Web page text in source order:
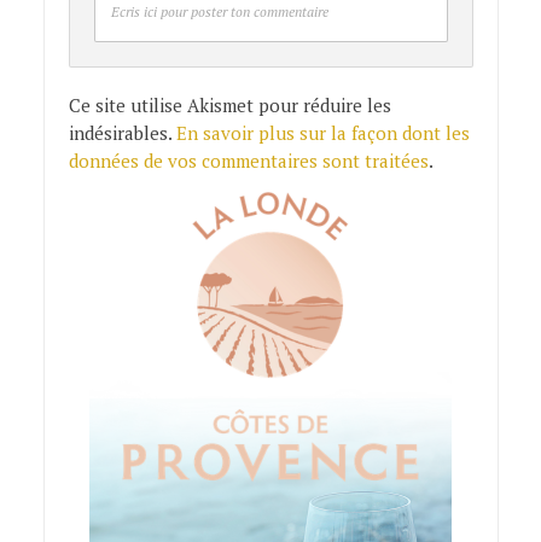
Ecris ici pour poster ton commentaire
Ce site utilise Akismet pour réduire les
indésirables. En savoir plus sur la façon dont les
données de vos commentaires sont traitées.